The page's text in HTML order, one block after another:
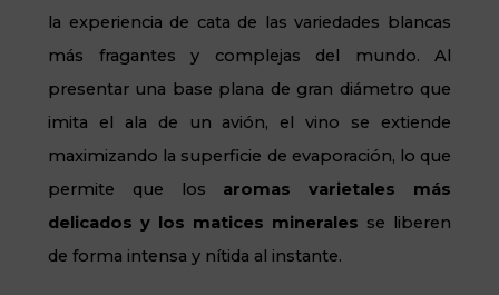
la experiencia de cata de las variedades blancas
más fragantes y complejas del mundo. Al
presentar una base plana de gran diámetro que
imita el ala de un avión, el vino se extiende
maximizando la superficie de evaporación, lo que
permite que los aromas varietales más
delicados y los matices minerales se liberen
de forma intensa y nítida al instante.